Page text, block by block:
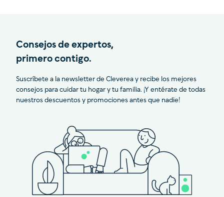
Consejos de expertos,
primero contigo.
Suscríbete a la newsletter de Cleverea y recibe los mejores
consejos para cuidar tu hogar y tu familia. ¡Y entérate de todas
nuestros descuentos y promociones antes que nadie!